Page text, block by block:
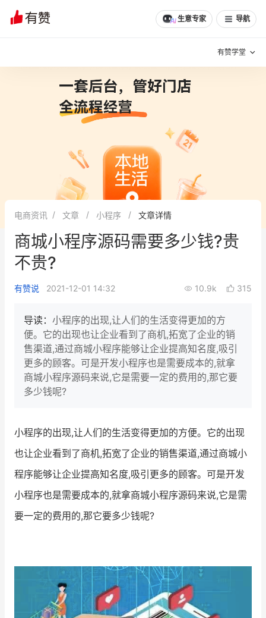
生意专家 导航
有赞学堂
增长方法
有赞专家说
新零售最佳实践
面对面聊增长
新零售大会
增长产品指南
智库 产品场景库
产品更新动态
新零售资讯
培训课程
增长俱乐部 有赞商盟
商家社区 社群交流
电商资讯 文章 小程序 文章详情
商城小程序源码需要多少钱?贵
不贵?
有赞说 2021-12-01 14:32 10.9k 315
导读： 小程序的出现,让人们的生活变得更加的方
便。它的出现也让企业看到了商机,拓宽了企业的销
售渠道,通过商城小程序能够让企业提高知名度,吸引
更多的顾客。可是开发小程序也是需要成本的,就拿
商城小程序源码来说,它是需要一定的费用的,那它要
多少钱呢?
小程序的出现,让人们的生活变得更加的方便。它的出现
也让企业看到了商机,拓宽了企业的销售渠道,通过商城小
程序能够让企业提高知名度,吸引更多的顾客。可是开发
小程序也是需要成本的,就拿商城小程序源码来说,它是需
要一定的费用的,那它要多少钱呢?